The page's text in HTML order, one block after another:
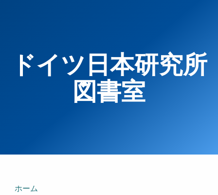
ドイツ日本研究所
図書室
ホーム